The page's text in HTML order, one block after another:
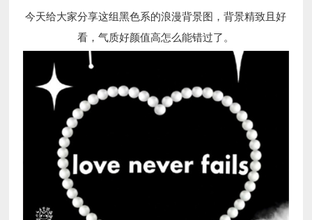
今天给大家分享这组黑色系的浪漫背景图，背景精致且好
看，气质好颜值高怎么能错过了。